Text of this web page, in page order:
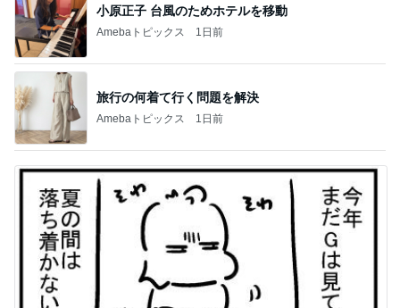
小原正子 台風のためホテルを移動
Amebaトピックス 1日前
旅行の何着て行く問題を解決
Amebaトピックス 1日前